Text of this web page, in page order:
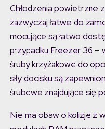
Chłodzenia powietrzne
zazwyczaj łatwe do
mocujące są łatwo
przypadku Freezer 36 –
śruby krzyżakowe do
siły docisku są
śrubowe znajdujące się
Nie ma obaw o kolizje z